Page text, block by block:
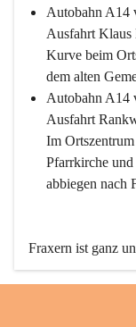
Autobahn A14
Ausfahrt Klaus
Kurve beim
dem alten
Autobahn A14
Ausfahrt
Im
Pfarrkirche und
abbiegen nach
Fraxern ist ganz
den öffentlichen